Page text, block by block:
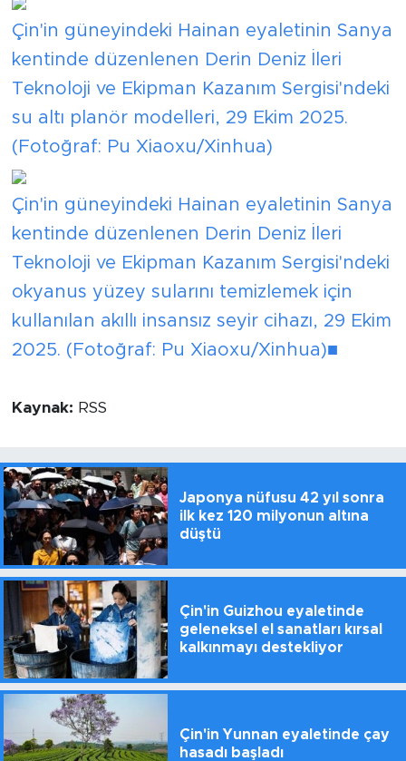
Çin'in güneyindeki Hainan eyaletinin Sanya
kentinde düzenlenen Derin Deniz İleri
Teknoloji ve Ekipman Kazanım Sergisi'ndeki
su altı planör modelleri, 29 Ekim 2025.
(Fotoğraf: Pu Xiaoxu/Xinhua)
Çin'in güneyindeki Hainan eyaletinin Sanya
kentinde düzenlenen Derin Deniz İleri
Teknoloji ve Ekipman Kazanım Sergisi'ndeki
okyanus yüzey sularını temizlemek için
kullanılan akıllı insansız seyir cihazı, 29 Ekim
2025. (Fotoğraf: Pu Xiaoxu/Xinhua)■
Kaynak: RSS
Japonya nüfusu 42 yıl sonra
ilk kez 120 milyonun altına
düştü
Çin'in Guizhou eyaletinde
geleneksel el sanatları kırsal
kalkınmayı destekliyor
Çin'in Yunnan eyaletinde çay
hasadı başladı